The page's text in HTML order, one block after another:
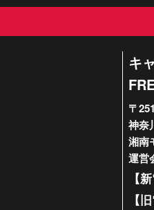
キ
〒
神奈
湘南
運営
【
【